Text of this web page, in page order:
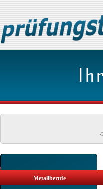
-
Metallberufe